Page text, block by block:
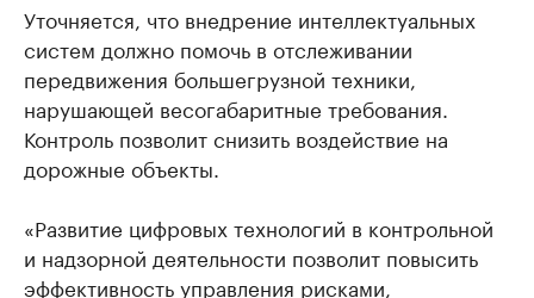
Уточняется, что внедрение интеллектуальных
систем должно помочь в отслеживании
передвижения большегрузной техники,
нарушающей весогабаритные требования.
Контроль позволит снизить воздействие на
дорожные объекты.
«Развитие цифровых технологий в контрольной
и надзорной деятельности позволит повысить
эффективность управления рисками,